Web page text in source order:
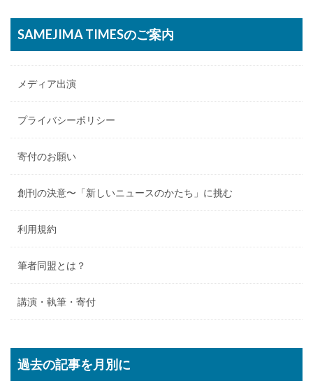
SAMEJIMA TIMESのご案内
メディア出演
プライバシーポリシー
寄付のお願い
創刊の決意〜「新しいニュースのかたち」に挑む
利用規約
筆者同盟とは？
講演・執筆・寄付
過去の記事を月別に